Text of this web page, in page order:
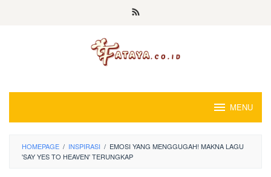
MENU
HOMEPAGE / INSPIRASI / EMOSI YANG MENGGUGAH! MAKNA LAGU
'SAY YES TO HEAVEN' TERUNGKAP